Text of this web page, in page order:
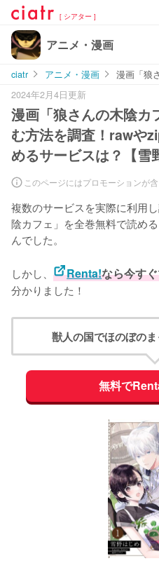
[ シアター ]
アニメ・漫画
ciatr アニメ・漫画
漫画「狼
2024年2月4日更新
漫画「狼さんの木陰カ
む方法を調査！rawや
めるサービスは？【雪
このページにはプロモーションが
複数のサービスを実際に利用
陰カフェ」を全巻無料で読め
んでした。
しかし、 Renta!なら今す
分かりました！
獣人の国でほのぼの
無料で